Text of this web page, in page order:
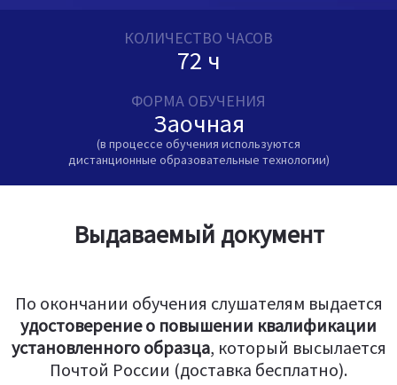
КОЛИЧЕСТВО ЧАСОВ
72 ч
ФОРМА ОБУЧЕНИЯ
Заочная
(в процессе обучения используются
дистанционные образовательные технологии)
Выдаваемый документ
По окончании обучения слушателям выдается
удостоверение о повышении квалификации
установленного образца, который высылается
Почтой России (доставка бесплатно).